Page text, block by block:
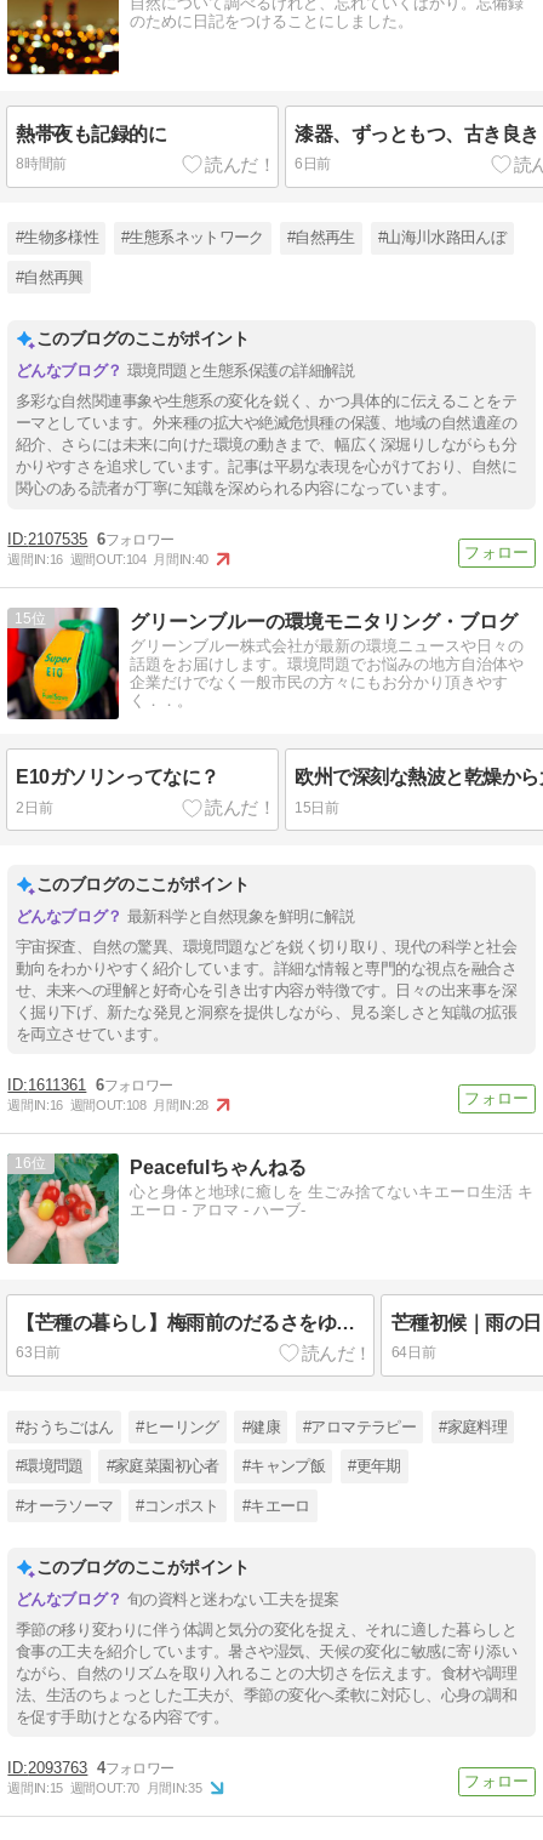
のために日記をつけることにしました。
熱帯夜も記録的に
8時間前
漆器、ずっともつ、古き良
6日前
#生物多様性 #生態系ネットワーク #自然再生 #山海川水路田んぼ
#自然再興
このブログのここがポイント
環境問題と生態系保護の詳細解説
多彩な自然関連事象や生態系の変化を鋭く、かつ具体的に伝えることをテ
ーマとしています。外来種の拡大や絶滅危惧種の保護、地域の自然遺産の
紹介、さらには未来に向けた環境の動きまで、幅広く深堀りしながらも分
かりやすさを追求しています。記事は平易な表現を心がけており、自然に
関心のある読者が丁寧に知識を深められる内容になっています。
2107535 6
週間IN:16 週間OUT:104 月間IN:40
15 グリーンブルーの環境モニタリング・ブログ
グリーンブルー株式会社が最新の環境ニュースや日々の
話題をお届けします。環境問題でお悩みの地方自治体や
企業だけでなく一般市民の方々にもお分かり頂きやす
く．．。
E10ガソリンってなに？
2日前 15日前
このブログのここがポイント
最新科学と自然現象を鮮明に解説
宇宙探査、自然の驚異、環境問題などを鋭く切り取り、現代の科学と社会
動向をわかりやすく紹介しています。詳細な情報と専門的な視点を融合さ
せ、未来への理解と好奇心を引き出す内容が特徴です。日々の出来事を深
く掘り下げ、新たな発見と洞察を提供しながら、見る楽しさと知識の拡張
を両立させています。
1611361 6
週間IN:16 週間OUT:108 月間IN:28
16 Peacefulちゃんねる
心と身体と地球に癒しを 生ごみ捨てないキエーロ生活 キ
エーロ - アロマ - ハーブ-
【芒種の暮らし】梅雨前のだるさをゆるく整える｜昔の知恵と梅仕事のある暮らし
63日前 64日前
#おうちごはん #ヒーリング #健康 #アロマテラピー #家庭料理
#環境問題 #家庭菜園初心者 #キャンプ飯 #更年期
#オーラソーマ #コンポスト #キエーロ
このブログのここがポイント
旬の資料と迷わない工夫を提案
季節の移り変わりに伴う体調と気分の変化を捉え、それに適した暮らしと
食事の工夫を紹介しています。暑さや湿気、天候の変化に敏感に寄り添い
ながら、自然のリズムを取り入れることの大切さを伝えます。食材や調理
法、生活のちょっとした工夫が、季節の変化へ柔軟に対応し、心身の調和
を促す手助けとなる内容です。
2093763 4
週間IN:15 週間OUT:70 月間IN:35